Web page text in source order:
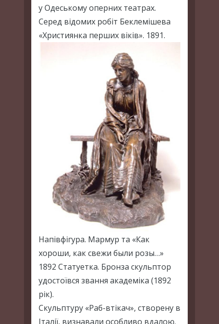
у Одеському оперних театрах.
Серед відомих робіт Беклемішева
«Християнка перших віків». 1891.
Напівфігура. Мармур та «Как
хороши, как свежи были розы…»
1892 Статуетка. Бронза скульптор
удостоївся звання академіка (1892
рік).
Скульптуру «Раб-втікач», створену в
Італії, визнавали особливо вдалою.